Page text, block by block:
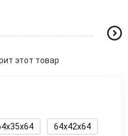
этот товар
64x42x64